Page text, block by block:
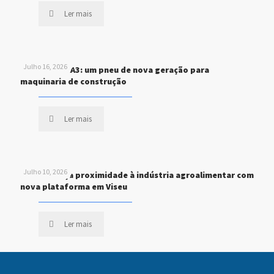
Ler mais
Julho 16, 2026
MICHELIN XHA3: um pneu de nova geração para
maquinaria de construção
Ler mais
Julho 10, 2026
STEF reforça proximidade à indústria agroalimentar com
nova plataforma em Viseu
Ler mais